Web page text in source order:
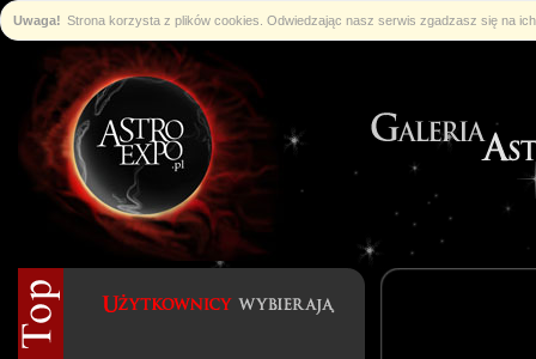
Uwaga! Strona korzysta z plików cookies. Odwiedzając nasz serwis zgadzasz się na